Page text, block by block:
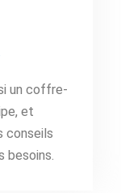
un coffre-
et
conseils
besoins.